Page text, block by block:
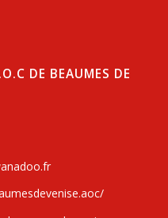
DE BEAUMES DE